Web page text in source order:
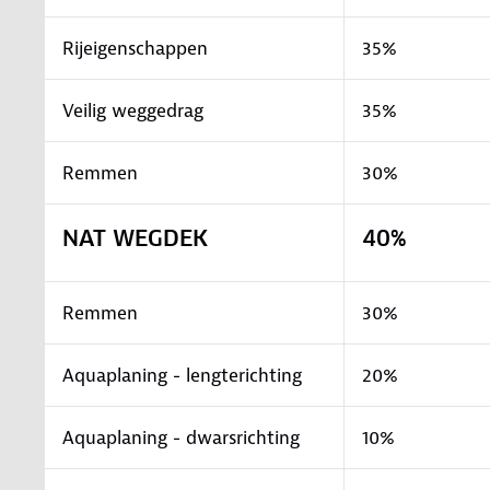
Rijeigenschappen 35%
Veilig weggedrag 35%
Remmen 30%
NAT WEGDEK 40%
Remmen 30%
Aquaplaning - lengterichting 20%
Aquaplaning - dwarsrichting 10%